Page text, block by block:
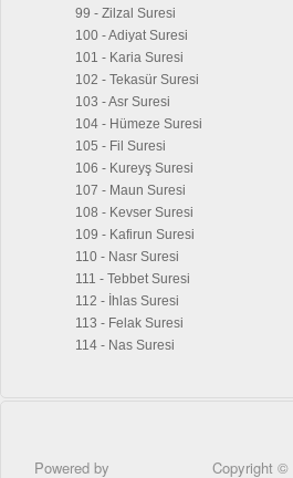
99 - Zilzal Suresi
100 - Adiyat Suresi
101 - Karia Suresi
102 - Tekasür Suresi
103 - Asr Suresi
104 - Hümeze Suresi
105 - Fil Suresi
106 - Kureyş Suresi
107 - Maun Suresi
108 - Kevser Suresi
109 - Kafirun Suresi
110 - Nasr Suresi
111 - Tebbet Suresi
112 - İhlas Suresi
113 - Felak Suresi
114 - Nas Suresi
Powered by Copyright ©